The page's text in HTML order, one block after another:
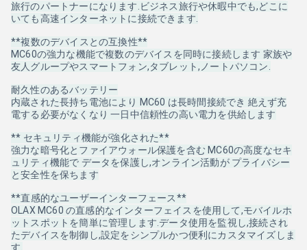
旅行のパートナーになります.ビジネス旅行や休暇中でも,どこに
いても高速インターネットに接続できます.
**複数のデバイスとの互換性**
MC60の強力な機能で複数のデバイスを同時に接続します 家族や
友人グループやスマートフォン,タブレット,ノートパソコン.
耐久性のあるバッテリー
内蔵された長持ち電池により MC60 は長時間接続でき 絶えず充
電する必要がなくなり 一日中信頼性の高い電力を供給します
** セキュリティ機能が強化された**
強力な暗号化とファイアウォール保護を含む MC60の高度なセキ
ュリティ機能で データを保護し,オンライン活動が プライバシー
と安全性を保ちます
**直感的なユーザーインターフェース**
OLAX MC60 の直感的なインターフェイスを使用して,モバイルホ
ットスポットを簡単に管理します.データ使用を監視し,接続され
たデバイスを制御し,設定をシンプルかつ便利にカスタマイズしま
す.